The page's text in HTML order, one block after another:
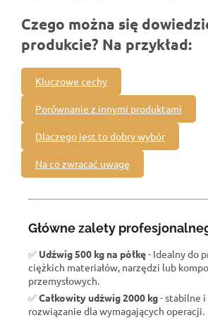
Czego można się
produkcie? Na przykład:
Kluczowe cechy
Porównanie z innymi produktami
Dlaczego jest to dobry wybór
Na co zwracać uwagę
Główne zalety
✅ Udźwig 500 kg na półkę- Idealny do
ciężkich materiałów, narzędzi lub
przemysłowych.
✅Całkowity udźwig 2000 kg- stabilne
rozwiązanie dla wymagających operacji.